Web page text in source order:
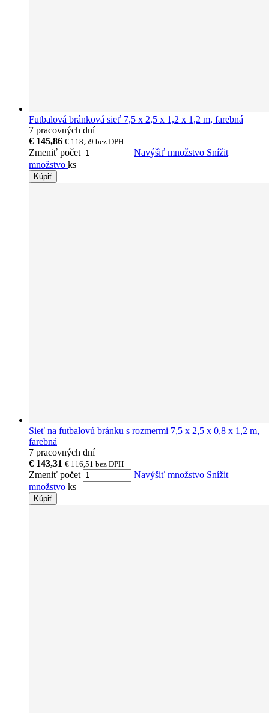
Futbalová bránková sieť 7,5 x 2,5 x 1,2 x 1,2 m, farebná
7 pracovných dní
€ 145,86 € 118,59 bez DPH
Zmeniť počet Navýšiť množstvo Snížit
množstvo ks
Kúpiť
Sieť na futbalovú bránku s rozmermi 7,5 x 2,5 x 0,8 x 1,2 m,
farebná
7 pracovných dní
€ 143,31 € 116,51 bez DPH
Zmeniť počet Navýšiť množstvo Snížit
množstvo ks
Kúpiť